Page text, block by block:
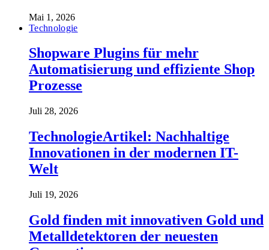
Mai 1, 2026
Technologie
Shopware Plugins für mehr
Automatisierung und effiziente Shop
Prozesse
Juli 28, 2026
TechnologieArtikel: Nachhaltige
Innovationen in der modernen IT-
Welt
Juli 19, 2026
Gold finden mit innovativen Gold und
Metalldetektoren der neuesten